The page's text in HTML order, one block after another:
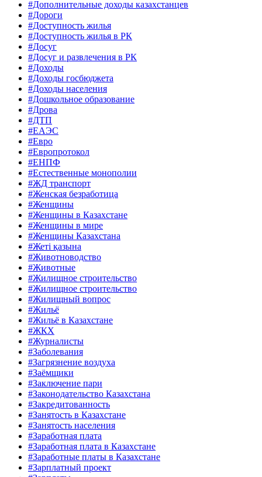
#Дополнительные доходы казахстанцев
#Дороги
#Доступность жилья
#Доступность жилья в РК
#Досуг
#Досуг и развлечения в РК
#Доходы
#Доходы госбюджета
#Доходы населения
#Дошкольное образование
#Дрова
#ДТП
#ЕАЭС
#Евро
#Европротокол
#ЕНПФ
#Естественные монополии
#ЖД транспорт
#Женская безработица
#Женщины
#Женщины в Казахстане
#Женщины в мире
#Женщины Казахстана
#Жеті қазына
#Животноводство
#Животные
#Жилищное строительство
#Жилищное строительство
#Жилищный вопрос
#Жильё
#Жильё в Казахстане
#ЖКХ
#Журналисты
#Заболевания
#Загрязнение воздуха
#Заёмщики
#Заключение пари
#Законодательство Казахстана
#Закредитованность
#Занятость в Казахстане
#Занятость населения
#Заработная плата
#Заработная плата в Казахстане
#Заработные платы в Казахстане
#Зарплатный проект